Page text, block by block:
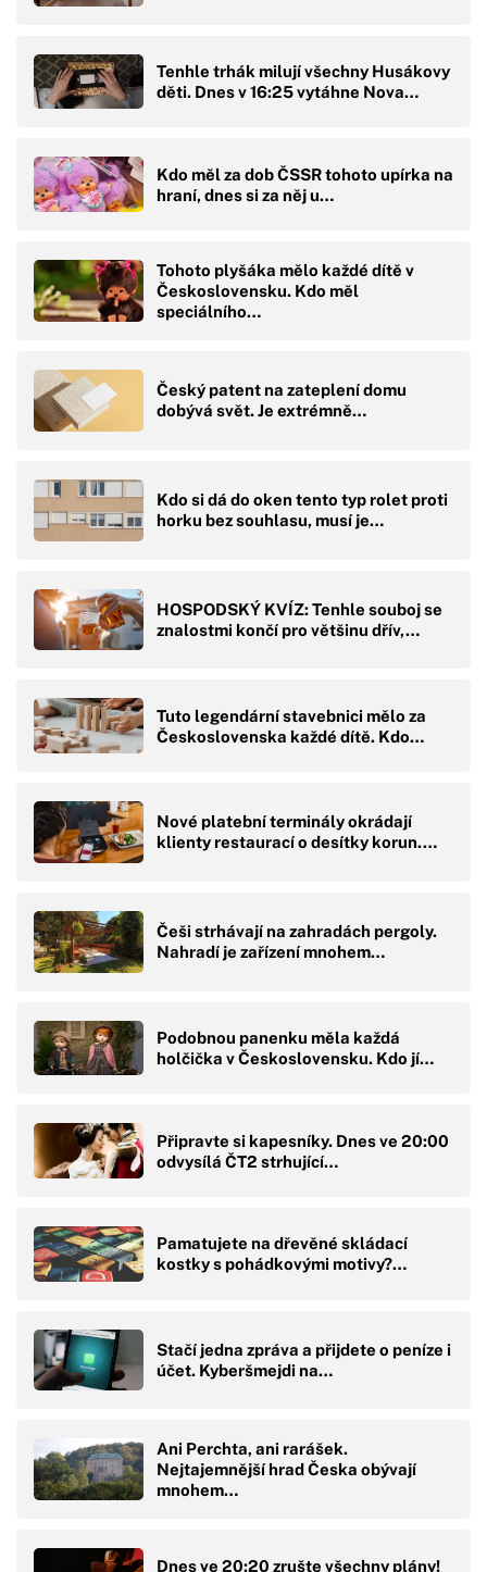
Tenhle trhák milují všechny Husákovy
děti. Dnes v 16:25 vytáhne Nova…
Kdo měl za dob ČSSR tohoto upírka na
hraní, dnes si za něj u…
Tohoto plyšáka mělo každé dítě v
Československu. Kdo měl
speciálního…
Český patent na zateplení domu
dobývá svět. Je extrémně…
Kdo si dá do oken tento typ rolet proti
horku bez souhlasu, musí je…
HOSPODSKÝ KVÍZ: Tenhle souboj se
znalostmi končí pro většinu dřív,…
Tuto legendární stavebnici mělo za
Československa každé dítě. Kdo…
Nové platební terminály okrádají
klienty restaurací o desítky korun.…
Češi strhávají na zahradách pergoly.
Nahradí je zařízení mnohem…
Podobnou panenku měla každá
holčička v Československu. Kdo jí…
Připravte si kapesníky. Dnes ve 20:00
odvysílá ČT2 strhující…
Pamatujete na dřevěné skládací
kostky s pohádkovými motivy?…
Stačí jedna zpráva a přijdete o peníze i
účet. Kyberšmejdi na…
Ani Perchta, ani rarášek.
Nejtajemnější hrad Česka obývají
mnohem…
Dnes ve 20:20 zrušte všechny plány!